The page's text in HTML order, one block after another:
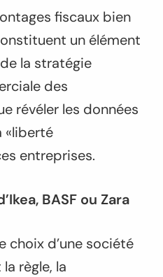
fiscaux bien
un élément
la stratégie
des
révéler les données
«liberté
entreprises.
BASF ou Zara
choix d’une société
règle, la